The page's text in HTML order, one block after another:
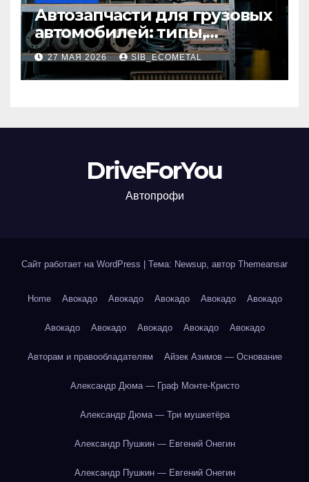
Автозапчасти для грузовых
автомобилей: типы,
совместимость и критерии
подбора
27 МАЯ 2026 SIB_ECOMETAL
DriveForYou
Автопрофи
Сайт работает на WordPress Тема: Newsup, автор Themeansar
Home Авокадо Авокадо Авокадо Авокадо Авокадо
Авокадо Авокадо Авокадо Авокадо Авокадо
Авторам и правообладателям Айзек Азимов — Основание
Александр Дюма — Граф Монте-Кристо
Александр Дюма — Три мушкетёра
Александр Пушкин — Евгений Онегин
Александр Пушкин — Евгений Онегин